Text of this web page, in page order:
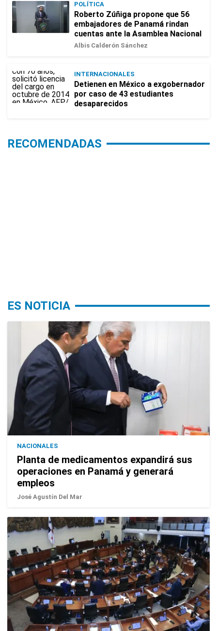
POLÍTICA
Roberto Zúñiga propone que 56
embajadores de Panamá rindan
cuentas ante la Asamblea Nacional
Albis Calderón Sánchez
INTERNACIONALES
Detienen en México a exgobernador
por caso de 43 estudiantes
desaparecidos
RECOMENDADAS
ES NOTICIA
NACIONALES
Planta de medicamentos expandirá sus
operaciones en Panamá y generará
empleos
José Agustín Del Mar